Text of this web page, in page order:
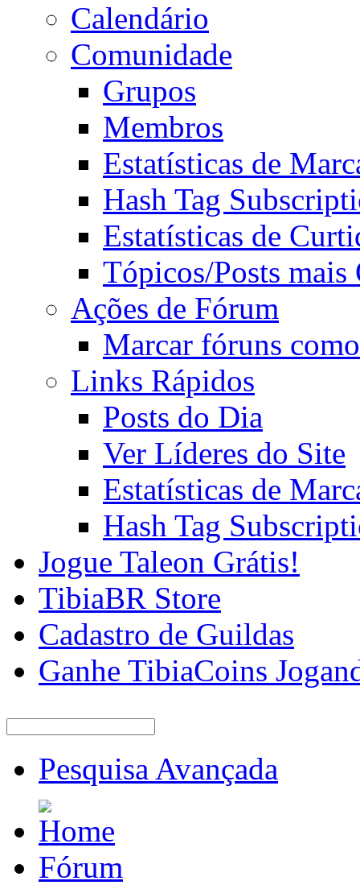
Calendário
Comunidade
Grupos
Membros
Estatísticas de
Hash Tag
Estatísticas de
Tópicos/Posts mais
Ações de Fórum
Marcar fóruns
Links Rápidos
Posts do Dia
Ver Líderes do Site
Estatísticas de
Hash Tag
Jogue Taleon Grátis!
TibiaBR Store
Cadastro de Guildas
Ganhe TibiaCoins
Pesquisa Avançada
Fórum